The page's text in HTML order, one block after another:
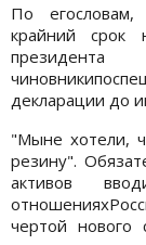
По егословам,
крайний срок
президента
декларации до
"Мыне хотели,
резину".
активов
чертой нового